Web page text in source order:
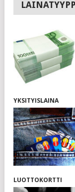
YKSITYISLAINA
LUOTTOKORTTI